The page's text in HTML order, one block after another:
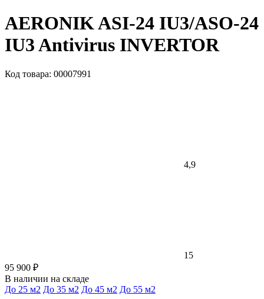
AERONIK ASI-24 IU3/ASO-24
IU3 Antivirus INVERTOR
Код товара: 00007991
4,9
15
95 900 ₽
В наличии на складе
До 25 м2 До 35 м2 До 45 м2 До 55 м2